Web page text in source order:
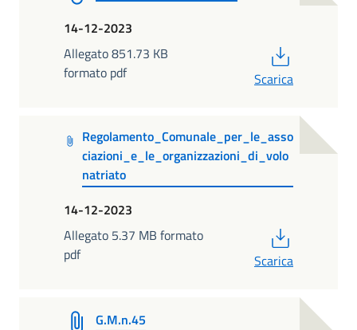
14-12-2023
Allegato 851.73 KB
formato pdf
Scarica
Regolamento_Comunale_per_le_asso
ciazioni_e_le_organizzazioni_di_volo
natriato
14-12-2023
Allegato 5.37 MB formato
pdf
Scarica
G.M.n.45